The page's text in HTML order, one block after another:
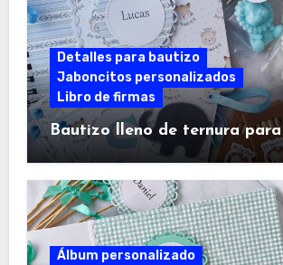
Detalles para bautizo
Jaboncitos personalizados
Libro de firmas
Bautizo lleno de ternura para
Álbum personalizado